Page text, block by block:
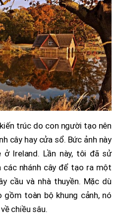
trúc do con người tạo nên
cây hay cửa sổ. Bức ảnh này
Ireland. Lần này, tôi đã sử
các nhánh cây để tạo ra một
cầu và nhà thuyền. Mặc dù
gồm toàn bộ khung cảnh, nó
chiều sâu.